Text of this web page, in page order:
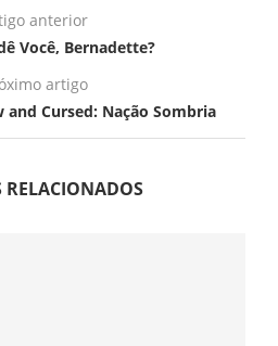
anterior
Você, Bernadette?
artigo
and Cursed: Nação Sombria
RELACIONADOS